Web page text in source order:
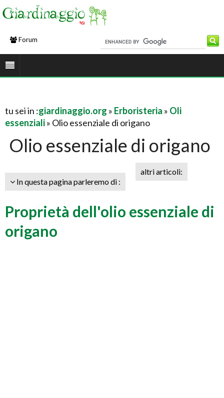
Forum
tu sei in :giardinaggio.org » Erboristeria » Oli
essenziali» Olio essenziale di origano
Olio essenziale di origano
In questa pagina parleremo di :
altri articoli:
Proprietà dell'olio essenziale di
origano